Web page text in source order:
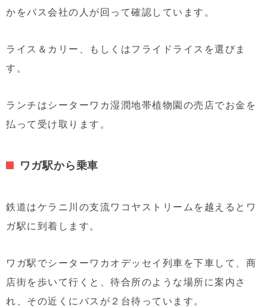
かをバス会社の人が回って確認しています。
ライス＆カリー、もしくはフライドライスを選びま
す。
ランチはシーターワカ湿潤地帯植物園の売店でお金を
払って受け取ります。
ワガ駅から乗車
鉄道はケラニ川の支流ワコヤストリームを越えるとワ
ガ駅に到着します。
ワガ駅でシーターワカオデッセイ列車を下車して、商
店街を歩いて行くと、待合所のような場所に案内さ
れ、その近くにバスが２台待っています。